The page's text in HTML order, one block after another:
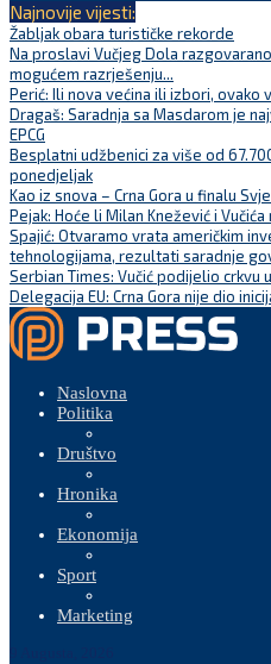
Najnovije vijesti:
Žabljak obara turističke rekorde
Na proslavi Vučjeg Dola
mogućem razrješenju...
Perić: Ili nova većina ili izbori, ovako
Dragaš: Saradnja sa Masdarom je
EPCG
Besplatni udžbenici za više od
ponedjeljak
Kao iz snova – Crna Gora u finalu
Pejak: Hoće li Milan Knežević i
Spajić: Otvaramo vrata američkim
tehnologijama, rezultati saradnje
Serbian Times: Vučić podijelio crkvu
Delegacija EU: Crna Gora nije dio
Naslovna
Politika
Društvo
Hronika
Ekonomija
Sport
Marketing